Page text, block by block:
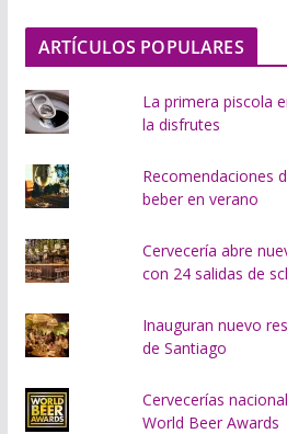
.
.
ARTÍCULOS POPULARES
La primera piscola
la disfrutes
Recomendaciones
beber en verano
Cervecería abre
con 24 salidas de
Inauguran nuevo
de Santiago
Cervecerías
World Beer Awards